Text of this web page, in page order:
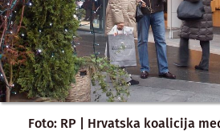
Foto: RP | Hrvatska koalicija